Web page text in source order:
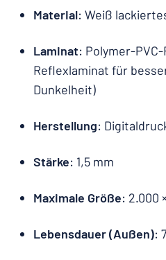
Material: Weiß
Laminat: Polymer-
Reflexlaminat für
Dunkelheit)
Herstellung:
Stärke: 1,5 mm
Maximale Größe: 2.000
Lebensdauer (Außen):